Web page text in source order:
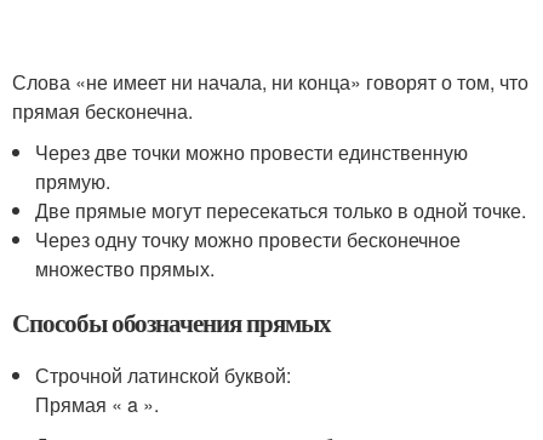
Слова «не имеет ни начала, ни конца» говорят о том, что
прямая бесконечна.
Через две точки можно провести единственную
прямую.
Две прямые могут пересекаться только в одной точке.
Через одну точку можно провести бесконечное
множество прямых.
Способы обозначения прямых
Строчной латинской буквой:
Прямая « a ».